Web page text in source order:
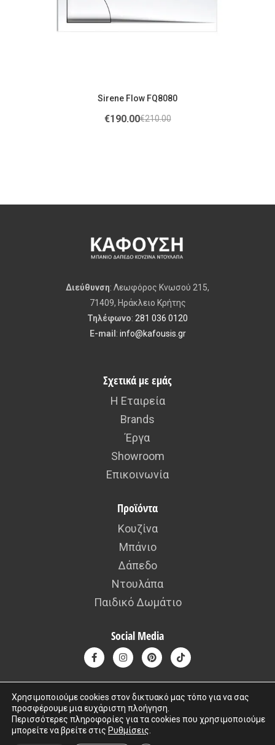
Sirene Flow FQ8080
€210.00
€190.00
Διεύθυνση: Λεωφόρος Κνωσού 215,
71409, Ηράκλειο Κρήτης
Τηλέφωνο: 281 036 0120
E-mail : info@kafousis.gr
Σχετικά με εμάς
Η Εταιρεία
Brands
Έργα
Showroom
Επικοινωνία
Προϊόντα
Κουζίνα
Μπάνιο
Δάπεδο
Ντουλάπα
Παιδικό Δωμάτιο
Social Media
Copyright © 2015 – 2026 kafousis All rights reserved. Created by
Iworx
Χρησιμοποιούμε cookies στον δικτυακό μας τόπο για να σας
προσφέρουμε μια ευχάριστη πλοήγηση.
Περισσότερες πληροφορίες για τα cookies που χρησιμοποιούμε
μπορείτε να βρείτε στις Ρυθμίσεις